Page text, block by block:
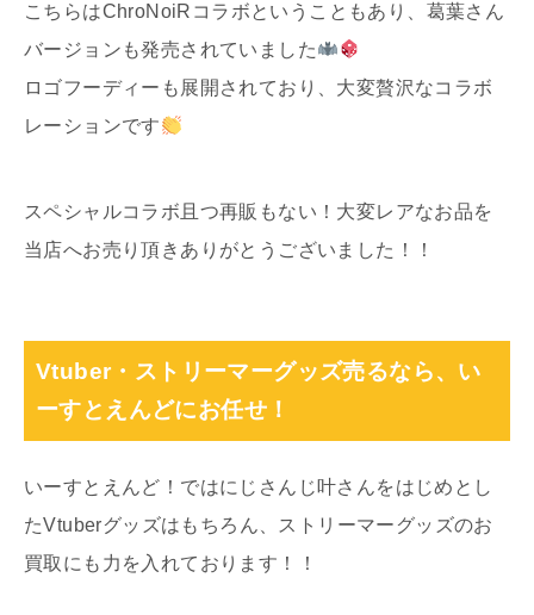
こちらはChroNoiRコラボということもあり、葛葉さん
バージョンも発売されていました
ロゴフーディーも展開されており、大変贅沢なコラボ
レーションです
スペシャルコラボ且つ再販もない！大変レアなお品を
当店へお売り頂きありがとうございました！！
Vtuber・ストリーマーグッズ売るなら、い
ーすとえんどにお任せ！
いーすとえんど！ではにじさんじ叶さんをはじめとし
たVtuberグッズはもちろん、ストリーマーグッズのお
買取にも力を入れております！！